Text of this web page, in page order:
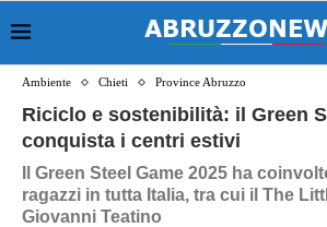
Ambiente Chieti Province Abruzzo
Riciclo e sostenibilità: il Green
conquista i centri estivi
Il Green Steel Game 2025 ha
ragazzi in tutta Italia, tra cui il The
Giovanni Teatino